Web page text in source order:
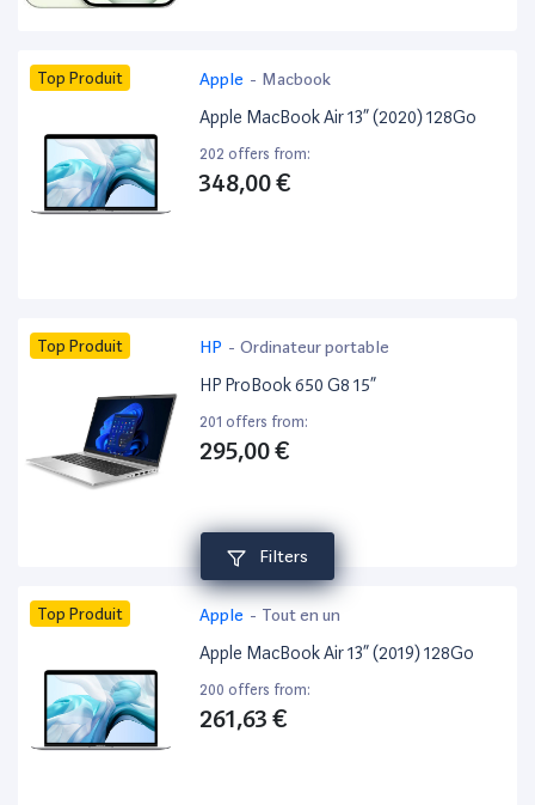
Filters
Top Produit Apple - Macbook
Apple MacBook Air 13” (2020) 128Go
202 offers from:
348,00 €
Top Produit HP - Ordinateur portable
HP ProBook 650 G8 15”
201 offers from:
295,00 €
Top Produit Apple - Tout en un
Apple MacBook Air 13” (2019) 128Go
200 offers from:
261,63 €